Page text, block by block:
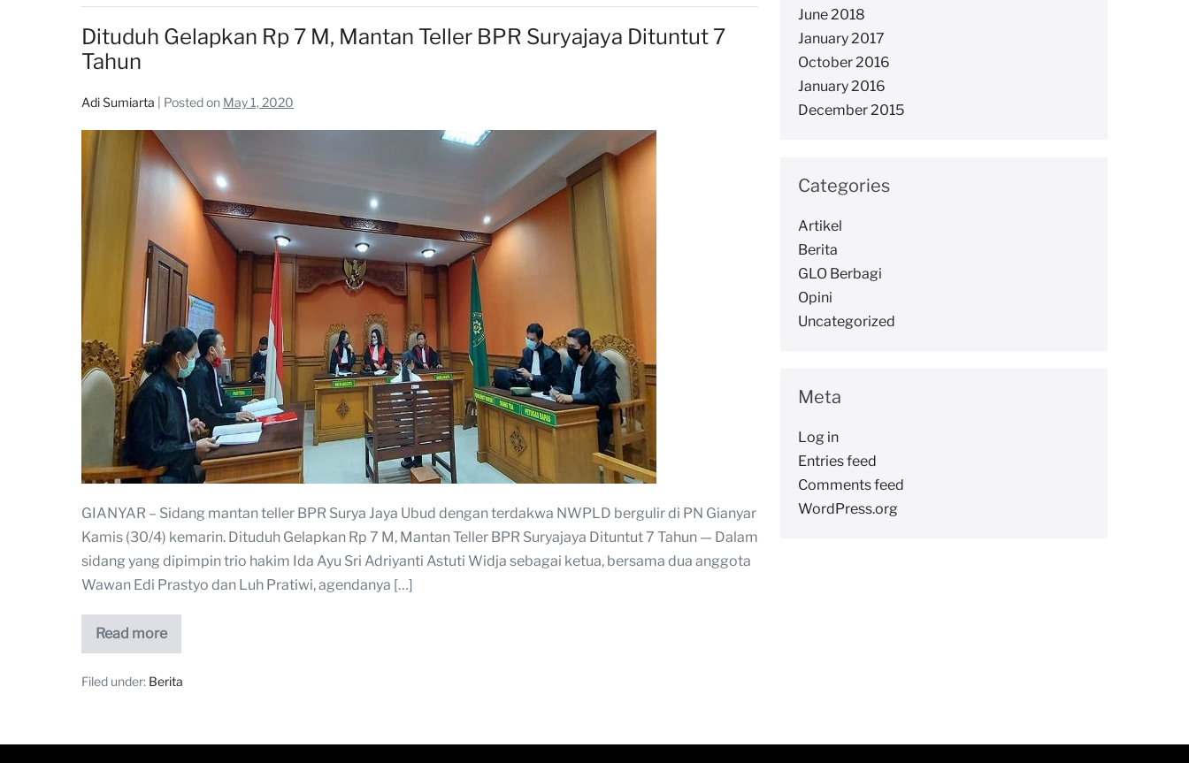
Dituduh Gelapkan Rp 7 M, Mantan Teller BPR Suryajaya Dituntut 7
Tahun
Adi Sumiarta Posted on May 1, 2020
GIANYAR – Sidang mantan teller BPR Surya Jaya Ubud dengan terdakwa NWPLD bergulir di PN Gianyar
Kamis (30/4) kemarin. Dituduh Gelapkan Rp 7 M, Mantan Teller BPR Suryajaya Dituntut 7 Tahun — Dalam
sidang yang dipimpin trio hakim Ida Ayu Sri Adriyanti Astuti Widja sebagai ketua, bersama dua anggota
Wawan Edi Prastyo dan Luh Pratiwi, agendanya […]
Read more
Filed under: Berita
June 2018
January 2017
October 2016
January 2016
December 2015
Categories
Artikel
Berita
GLO Berbagi
Opini
Uncategorized
Meta
Log in
Entries feed
Comments feed
WordPress.org